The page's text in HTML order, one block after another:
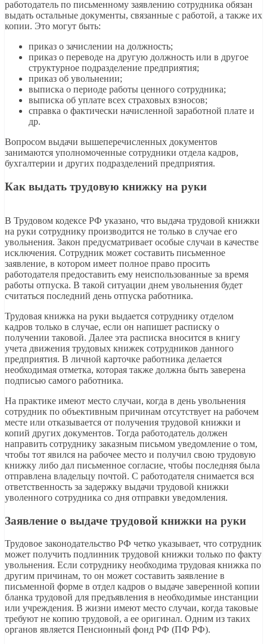
работодатель по письменному заявлению сотрудника обязан
выдать остальные документы, связанные с работой, а также их
копии. Это могут быть:
приказ о зачислении на должность;
приказ о переводе на другую должность или в другое
структурное подразделение предприятия;
приказ об увольнении;
выписка о периоде работы ценного сотрудника;
выписка об уплате всех страховых взносов;
справка о фактически начисленной заработной плате и
др.
Вопросом выдачи вышеперечисленных документов
занимаются уполномоченные сотрудники отдела кадров,
бухгалтерии и других подразделений предприятия.
Как выдать трудовую книжку на руки
В Трудовом кодексе РФ указано, что выдача трудовой книжки
на руки сотруднику производится не только в случае его
увольнения. Закон предусматривает особые случаи в качестве
исключения. Сотрудник может составить письменное
заявление, в котором имеет полное право просить
работодателя предоставить ему неиспользованные за время
работы отпуска. В такой ситуации днем увольнения будет
считаться последний день отпуска работника.
Трудовая книжка на руки выдается сотруднику отделом
кадров только в случае, если он напишет расписку о
получении таковой. Далее эта расписка вносится в книгу
учета движения трудовых книжек сотрудников данного
предприятия. В личной карточке работника делается
необходимая отметка, которая также должна быть заверена
подписью самого работника.
На практике имеют место случаи, когда в день увольнения
сотрудник по объективным причинам отсутствует на рабочем
месте или отказывается от получения трудовой книжки и
копий других документов. Тогда работодатель должен
направить сотруднику заказным письмом уведомление о том,
чтобы тот явился на рабочее место и получил свою трудовую
книжку либо дал письменное согласие, чтобы последняя была
отправлена владельцу почтой. С работодателя снимается вся
ответственность за задержку выдачи трудовой книжки
уволенного сотрудника со дня отправки уведомления.
Заявление о выдаче трудовой книжки на руки
Трудовое законодательство РФ четко указывает, что сотрудник
может получить подлинник трудовой книжки только по факту
увольнения. Если сотруднику необходима трудовая книжка по
другим причинам, то он может составить заявление в
письменной форме в отдел кадров о выдаче заверенной копии
бланка трудовой для предъявления в необходимые инстанции
или учреждения. В жизни имеют место случаи, когда таковые
требуют не копию трудовой, а ее оригинал. Одним из таких
органов является Пенсионный фонд РФ (ПФ РФ).